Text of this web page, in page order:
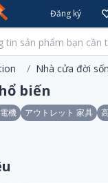
Đăng ký
Nhà cửa đời
biến
機 アウトレット 家具